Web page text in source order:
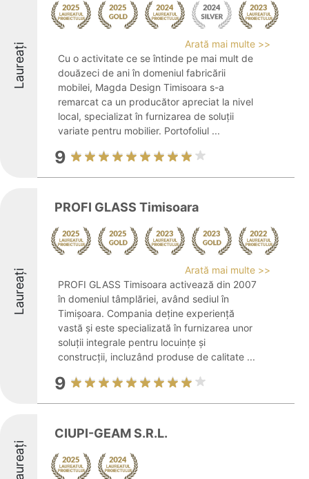
Laureați
Arată mai multe >>
Cu o activitate ce se întinde pe mai mult de
douăzeci de ani în domeniul fabricării
mobilei, Magda Design Timisoara s-a
remarcat ca un producător apreciat la nivel
local, specializat în furnizarea de soluții
variate pentru mobilier. Portofoliul ...
9
Laureați
PROFI GLASS Timisoara
Arată mai multe >>
PROFI GLASS Timisoara activează din 2007
în domeniul tâmplăriei, având sediul în
Timișoara. Compania deține experiență
vastă și este specializată în furnizarea unor
soluții integrale pentru locuințe și
construcții, incluzând produse de calitate ...
9
Laureați
CIUPI-GEAM S.R.L.